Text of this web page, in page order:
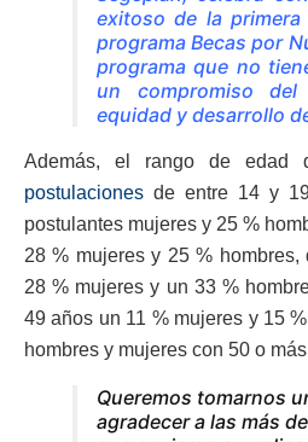
exitoso de la
programa Becas por
programa que no
un compromiso
equidad y desarrollo
Además, el rango de edad
postulaciones de entre 14 y
postulantes mujeres y 25 %
28 % mujeres y 25 %
28 % mujeres y un 33 %
49 años un 11 % mujeres y 15
hombres y mujeres con 50 o
Queremos tomarnos
agradecer a las más